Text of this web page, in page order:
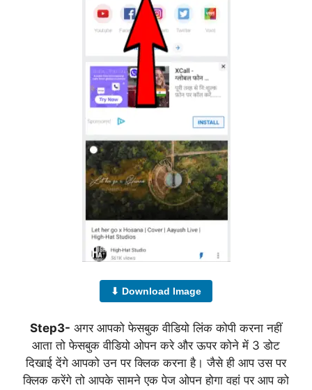
⬇ Download Image
Step3- अगर आपको फेसबुक वीडियो लिंक कोपी करना नहीं
आता तो फेसबुक वीडियो ओपन करे और ऊपर कोने में 3 डोट
दिखाई देंगे आपको उन पर क्लिक करना है। जैसे ही आप उस पर
क्लिक करेंगे तो आपके सामने एक पेज ओपन होगा वहां पर आप को